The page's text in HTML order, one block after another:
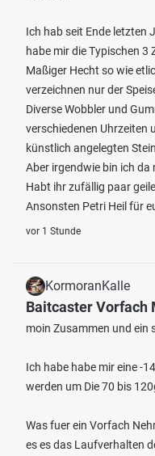
Ich hab seit Ende letzten
habe mir die Typischen
Maßiger Hecht so wie
verzeichnen nur der
Diverse Wobbler und
verschiedenen Uhrzeiten
künstlich angelegten
Aber irgendwie bin ich da
Habt ihr zufällig paar
Ansonsten Petri Heil für
vor 1 Stunde
KormoranKalle
Baitcaster Vorfach
moin Zusammen und ein
Ich habe habe mir eine -
werden um Die 70 bis
Was fuer ein Vorfach
es es das Laufverhalten